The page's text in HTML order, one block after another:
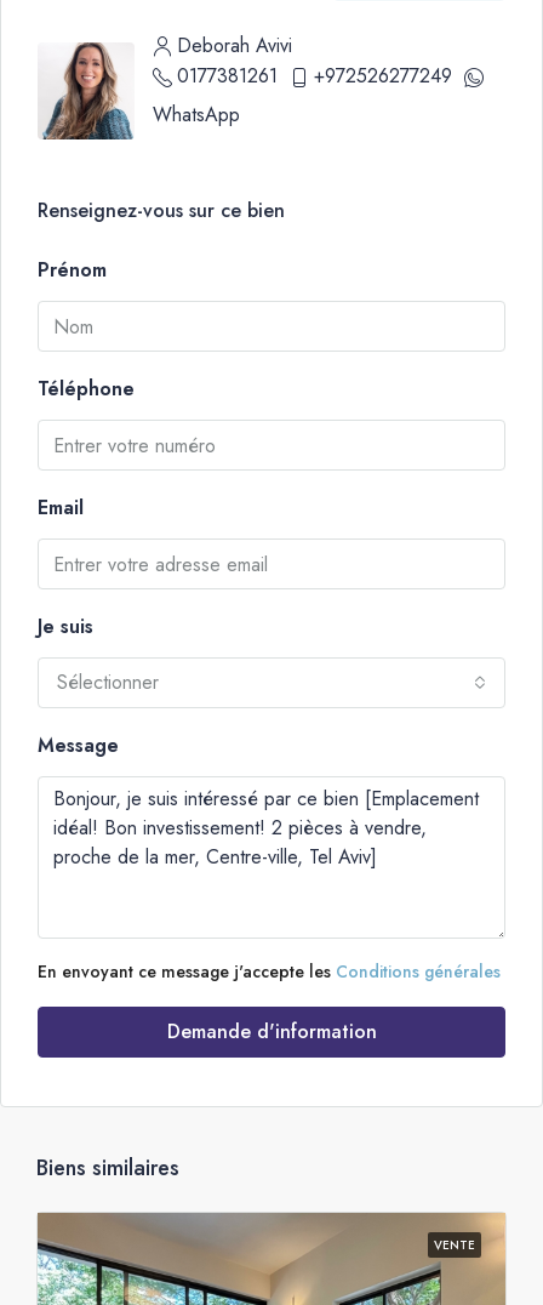
Deborah Avivi
0177381261
+972526277249
WhatsApp
Renseignez-vous sur ce bien
Prénom
Téléphone
Email
Je suis
Sélectionner
Message
En envoyant ce message j'accepte les Conditions générales
Demande d'information
Biens similaires
VENTE